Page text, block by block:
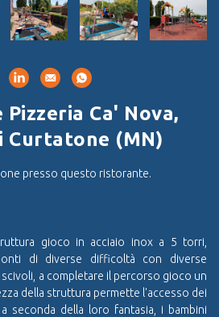
Ca' Nova,
Curtatone (MN)
presso questo ristorante.
gioco in acciaio inox a 5 torri,
di diverse difficoltà con diverse
a completare il percorso gioco un
della struttura permette l'accesso dei
seconda della loro fantasia, i bambini